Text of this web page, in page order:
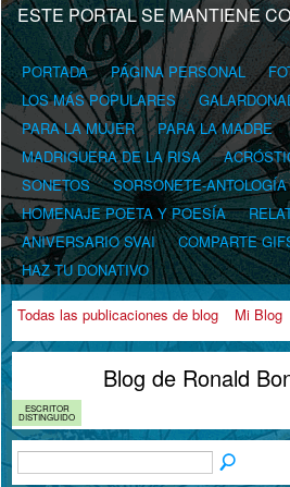
ESTE PORTAL SE MANTIENE
PORTADA PÁGINA PERSONAL
LOS MÁS POPULARES
PARA LA MUJER
PARA LA MADRE
MADRIGUERA DE LA RISA
SONETOS
SORSONETE-ANTOLOGÍA
HOMENAJE POETA Y POESÍA
ANIVERSARIO SVAI
COMPARTE
HAZ TU DONATIVO
Todas las publicaciones de blog Mi Blog
ESCRITOR
DISTINGUIDO
Blog de Ronald